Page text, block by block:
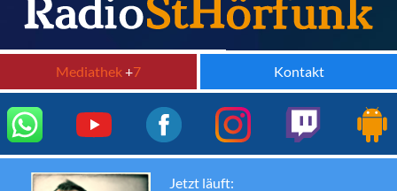
Mediathek+7 Kontakt
Jetzt läuft: